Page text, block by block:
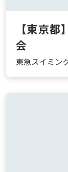
【東京
会
東急スイミン